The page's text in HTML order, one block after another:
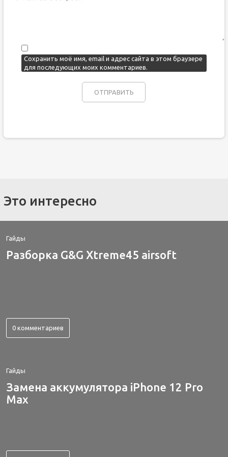
Сохранить моё имя, email и адрес сайта в этом браузере
для последующих моих комментариев.
Это интересно
Гайды
Разборка G&G Xtreme45 airsoft
0 комментариев
Гайды
Замена аккумулятора iPhone 12 Pro
Max